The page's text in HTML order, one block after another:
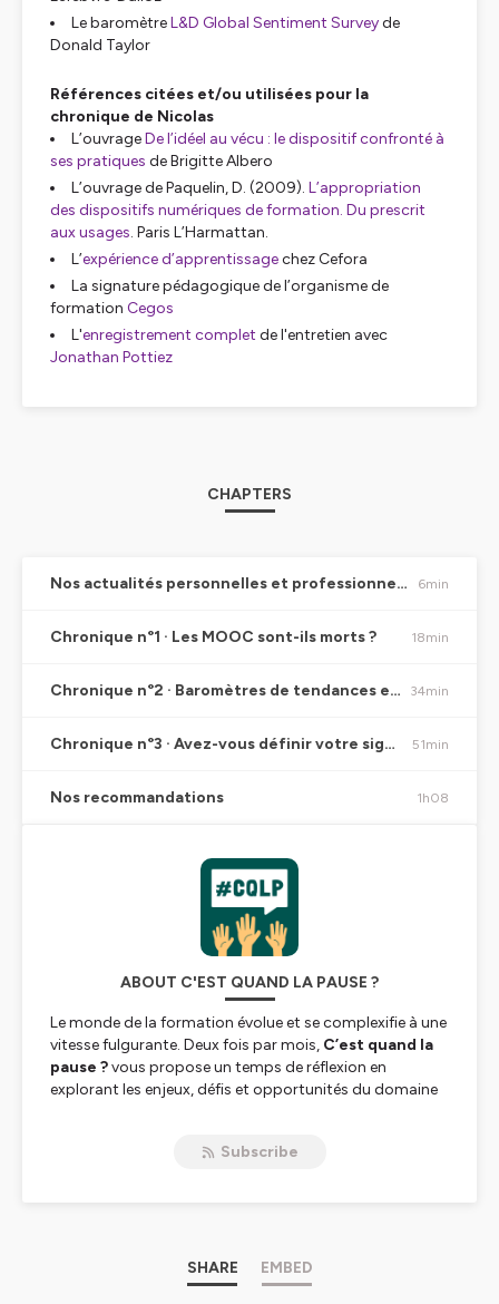
Le baromètreL&D Global Sentiment Surveyde
Donald Taylor
Références citées et/ou utilisées pour la
chronique de Nicolas
L’ouvrageDe l’idéel au vécu : le dispositif confronté à
ses pratiques de Brigitte Albero
L’ouvrage de Paquelin, D. (2009). L’appropriation
des dispositifs numériques de formation. Du prescrit
aux usages. Paris L’Harmattan.
L’expérience d’apprentissagechez Cefora
La signature pédagogique de l’organisme de
formation Cegos
L'enregistrement complet de l'entretien avec
Jonathan Pottiez
CHAPTERS
Nos actualités personnelles et professionnelles 6min
Chronique n°1 · Les MOOC sont-ils morts ? 18min
Chronique n°2 · Baromètres de tendances en formation : comment les interpréter ? 34min
Chronique n°3 · Avez-vous définir votre signature pédagogique ? 51min
Nos recommandations 1h08
ABOUT C'EST QUAND LA PAUSE ?
Le monde de la formation évolue et se complexifie à une
vitesse fulgurante. Deux fois par mois, C’est quand la
pause ?vous propose un temps de réflexion en
explorant les enjeux, défis et opportunités du domaine
partagent leurs explorations et évolutions personnelles
dans le monde de la formation.
Subscribe
SHARE EMBED